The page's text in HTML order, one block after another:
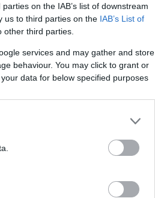
on the IAB’s list of downstream
us to third parties on the IAB’s List of
third parties.
services and may gather and store
behaviour. You may click to grant or
data for below specified purposes
Ogni giorno
senza
a
fossero più
dover
perché è